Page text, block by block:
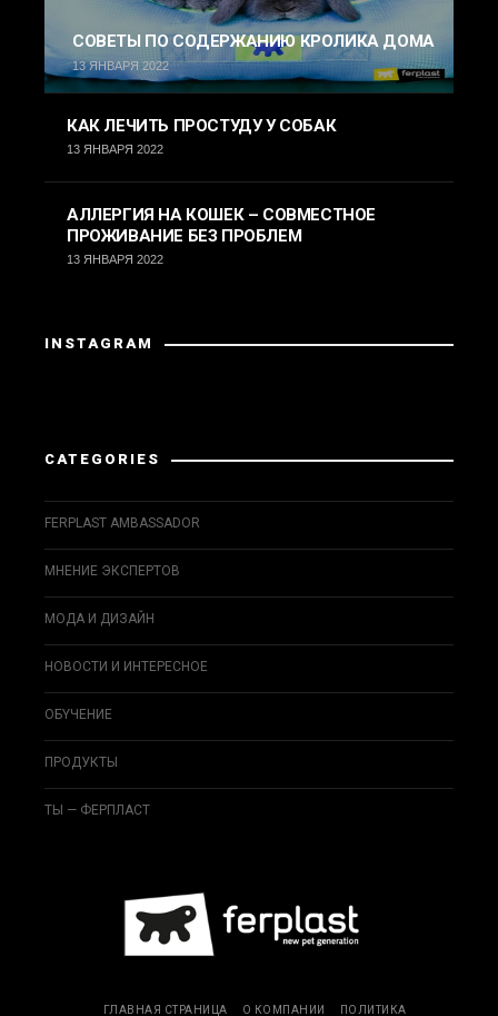
СОВЕТЫ ПО СОДЕРЖАНИЮ КРОЛИКА ДОМА
13 ЯНВАРЯ 2022
КАК ЛЕЧИТЬ ПРОСТУДУ У СОБАК
13 ЯНВАРЯ 2022
АЛЛЕРГИЯ НА КОШЕК – СОВМЕСТНОЕ
ПРОЖИВАНИЕ БЕЗ ПРОБЛЕМ
13 ЯНВАРЯ 2022
INSTAGRAM
CATEGORIES
FERPLAST AMBASSADOR
МНЕНИЕ ЭКСПЕРТОВ
МОДА И ДИЗAЙН
НОВОСТИ И ИНТЕРЕСНОЕ
ОБYЧEНИЕ
ПРОДУКТЫ
ТЫ — ФЕРПЛАСТ
ГЛАВНАЯ СТРАНИЦА О КОМПАНИИ ПОЛИТИКА